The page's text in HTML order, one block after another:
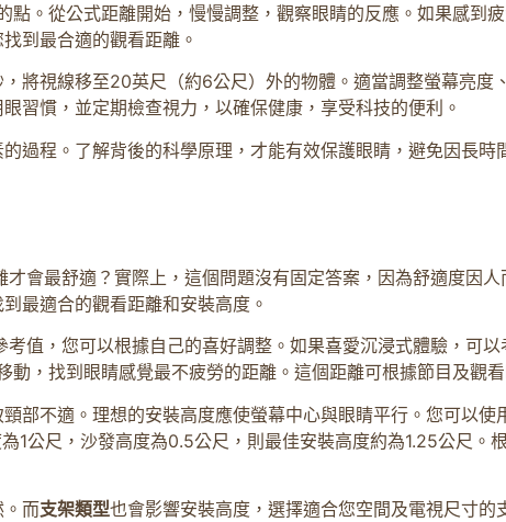
點。從公式距離開始，慢慢調整，觀察眼睛的反應。如果感到
到最合適的觀看距離。
將視線移至20英尺（約6公尺）外的物體。適當調整螢幕亮度
習慣，並定期檢查視力，以確保健康，享受科技的便利。
過程。了解背後的科學原理，才能有效保護眼睛，避免因長時
會最舒適？實際上，這個問題沒有固定答案，因為舒適度因人
最適合的觀看距離和安裝高度。
值，您可以根據自己的喜好調整。如果喜愛沉浸式體驗，可
，找到眼睛感覺最不疲勞的距離。這個距離可根據節目及觀
部不適。理想的安裝高度應使螢幕中心與眼睛平行。您可以使
1公尺，沙發高度為0.5公尺，則最佳安裝高度約為1.25公尺。
。而支架類型也會影響安裝高度，選擇適合您空間及電視尺寸的